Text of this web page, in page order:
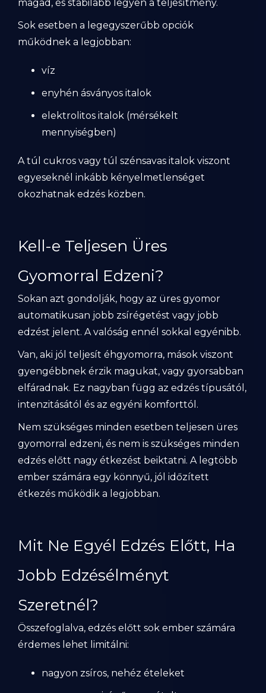
magad, és stabilabb legyen a teljesítmény.
Sok esetben a legegyszerűbb opciók
működnek a legjobban:
víz
enyhén ásványos italok
elektrolitos italok (mérsékelt
mennyiségben)
A túl cukros vagy túl szénsavas italok viszont
egyeseknél inkább kényelmetlenséget
okozhatnak edzés közben.
Kell-e Teljesen Üres
Gyomorral Edzeni?
Sokan azt gondolják, hogy az üres gyomor
automatikusan jobb zsírégetést vagy jobb
edzést jelent. A valóság ennél sokkal egyénibb.
Van, aki jól teljesít éhgyomorra, mások viszont
gyengébbnek érzik magukat, vagy gyorsabban
elfáradnak. Ez nagyban függ az edzés típusától,
intenzitásától és az egyéni komforttól.
Nem szükséges minden esetben teljesen üres
gyomorral edzeni, és nem is szükséges minden
edzés előtt nagy étkezést beiktatni. A legtöbb
ember számára egy könnyű, jól időzített
étkezés működik a legjobban.
Mit Ne Egyél Edzés Előtt, Ha
Jobb Edzésélményt
Szeretnél?
Összefoglalva, edzés előtt sok ember számára
érdemes lehet limitálni:
nagyon zsíros, nehéz ételeket